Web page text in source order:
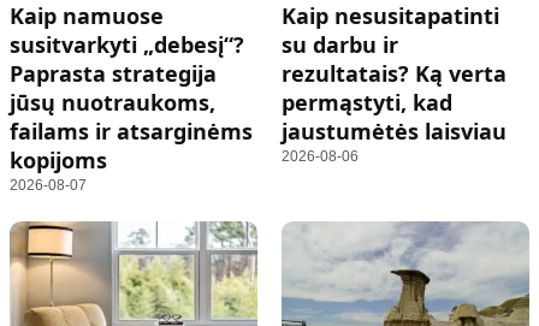
Kaip namuose
susitvarkyti „debesį“?
Paprasta strategija
jūsų nuotraukoms,
failams ir atsarginėms
kopijoms
2026-08-07
Kaip nesusitapatinti
su darbu ir
rezultatais? Ką verta
permąstyti, kad
jaustumėtės laisviau
2026-08-06